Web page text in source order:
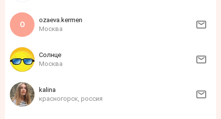
ozaeva.kermen
Москва
Солнце
Москва
kalina
красногорск, россия